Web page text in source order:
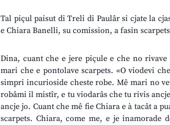
Tal piçul paisut di Treli di Paulâr si cjate la
e Chiara Banelli, su comission, a fasin
Dina, cuant che e jere piçule e che no
mari che e pontolave scarpets. «O viodevi
simpri incurioside cheste robe. Mê mari no
robâmi il mistîr, e tu viodarâs che tu rivis
ancje jo. Cuant che mê fie Chiara e à tacât a
scarpets. Chiara, come me, e je inamorade